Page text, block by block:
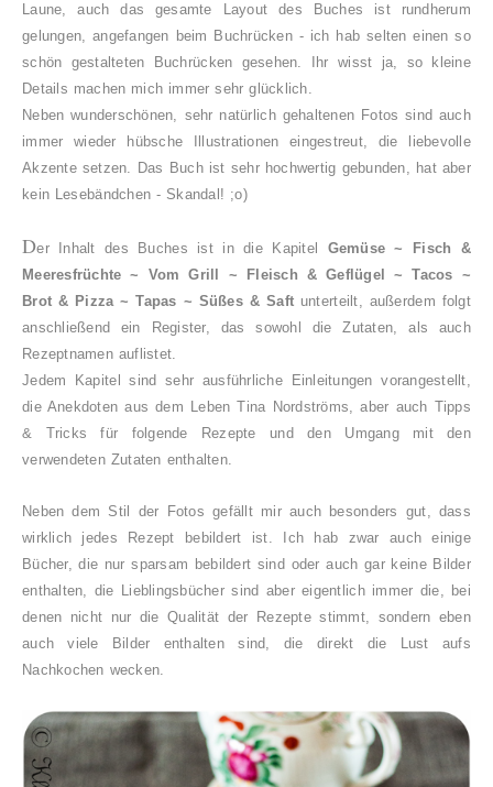
Laune, auch das gesamte Layout des Buches ist rundherum
gelungen, angefangen beim Buchrücken - ich hab selten einen so
schön gestalteten Buchrücken gesehen. Ihr wisst ja, so kleine
Details machen mich immer sehr glücklich.
Neben wunderschönen, sehr natürlich gehaltenen Fotos sind auch
immer wieder hübsche Illustrationen eingestreut, die liebevolle
Akzente setzen. Das Buch ist sehr hochwertig gebunden, hat aber
kein Lesebändchen - Skandal! ;o)
Der Inhalt des Buches ist in die Kapitel Gemüse ~ Fisch &
Meeresfrüchte ~ Vom Grill ~ Fleisch & Geflügel ~ Tacos ~
Brot & Pizza ~ Tapas ~ Süßes & Saft unterteilt, außerdem folgt
anschließend ein Register, das sowohl die Zutaten, als auch
Rezeptnamen auflistet.
Jedem Kapitel sind sehr ausführliche Einleitungen vorangestellt,
die Anekdoten aus dem Leben Tina Nordströms, aber auch Tipps
& Tricks für folgende Rezepte und den Umgang mit den
verwendeten Zutaten enthalten.
Neben dem Stil der Fotos gefällt mir auch besonders gut, dass
wirklich jedes Rezept bebildert ist. Ich hab zwar auch einige
Bücher, die nur sparsam bebildert sind oder auch gar keine Bilder
enthalten, die Lieblingsbücher sind aber eigentlich immer die, bei
denen nicht nur die Qualität der Rezepte stimmt, sondern eben
auch viele Bilder enthalten sind, die direkt die Lust aufs
Nachkochen wecken.